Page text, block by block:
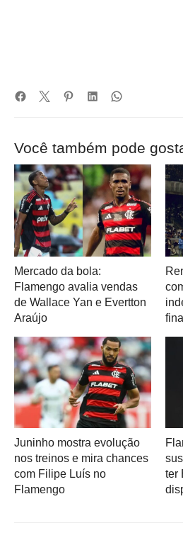
Você também pode
Mercado da bola:
Flamengo avalia vendas
de Wallace Yan e Evertton
Araújo
Juninho mostra evolução
nos treinos e mira chances
com Filipe Luís no
Flamengo
ter